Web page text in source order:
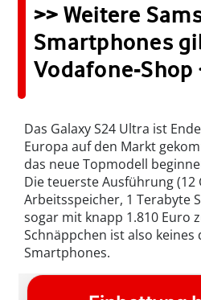
>> Weitere
Smartphones
Vodafone-Shop
Das Galaxy S24 Ultra ist
Europa auf den Markt
das neue Topmodell
Die teuerste Ausführung (12
Arbeitsspeicher, 1 Terabyte
sogar mit knapp 1.810 Euro
Schnäppchen ist also keines
Smartphones.